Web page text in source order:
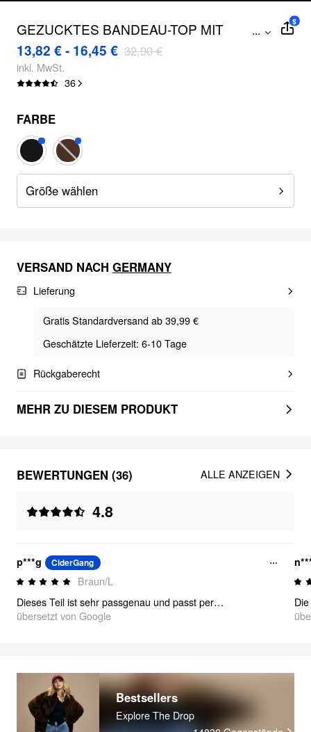
GEZUCKTES BANDEAU-TOP MIT
ASYMMETRISCHEM SAUM & SET MIT
MITTELBUND-BL喇叭裤
...
13,82 € - 16,45 € 32,90 €
inkl. MwSt.
36
$
FARBE
Größe wählen
VERSAND NACH GERMANY
Lieferung
Gratis Standardversand ab 39,99 €
Geschätzte Lieferzeit: 6-10 Tage
Rückgaberecht
MEHR ZU DIESEM PRODUKT
BEWERTUNGEN (36)
4.8
ALLE ANZEIGEN
p***g CiderGang
Braun/L
Dieses Teil ist sehr passgenau und passt perfekt, ich liebe es so sehr
übersetzt von Google
Bestsellers
Explore The Drop